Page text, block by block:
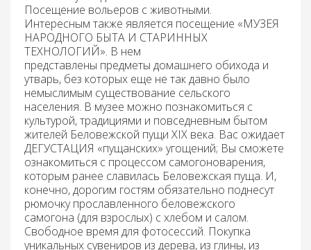
Посещение вольеров с животными.
Интересным также является посещение «МУЗЕЯ
НАРОДНОГО БЫТА И СТАРИННЫХ
ТЕХНОЛОГИЙ». В нем
представлены предметы домашнего обихода и
утварь, без которых еще не так давно было
немыслимым существование сельского
населения. В музее можно познакомиться с
культурой, традициями и повседневным бытом
жителей Беловежской пущи XIX века. Вас ожидает
ДЕГУСТАЦИЯ «пущанских» угощений; Вы сможете
ознакомиться с процессом самогоноварения,
которым ранее славилась Беловежская пуща. И,
конечно, дорогим гостям обязательно поднесут
рюмочку прославленного беловежского
самогона (для взрослых) с хлебом и салом.
Свободное время для фотосессий. Покупка
уникальных сувениров из дерева, из глины, из